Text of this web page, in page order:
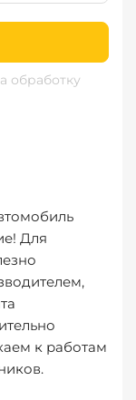
обработку
Для
к работам